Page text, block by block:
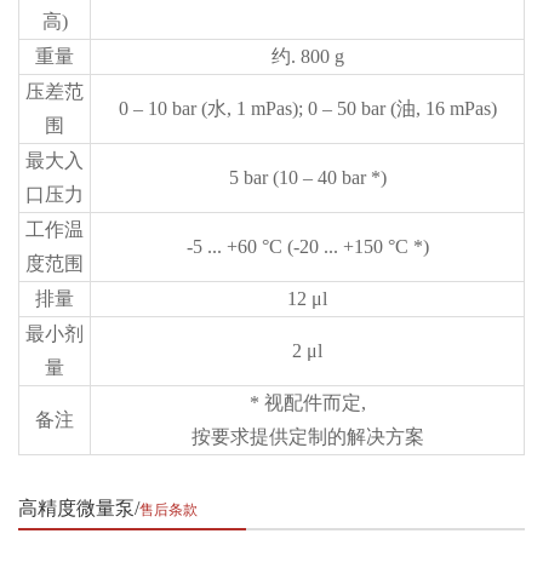
高)
重量
约. 800 g
压差范
围
0 – 10 bar (水, 1 mPas); 0 – 50 bar (油, 16 mPas)
最大入
口压力
5 bar (10 – 40 bar *)
工作温
度范围
-5 ... +60 °C (-20 ... +150 °C *)
排量
12 μl
最小剂
量
2 μl
备注
* 视配件而定,
按要求提供定制的解决方案
高精度微量泵 售后条款